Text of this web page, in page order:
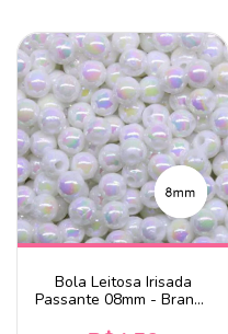
Bola Leitosa Irisada
Passante 08mm - Branco